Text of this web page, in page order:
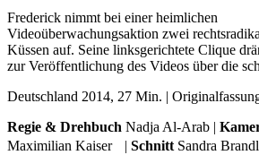
Frederick nimmt bei einer heimlichen
Videoüberwachungsaktion zwei
Küssen auf. Seine linksgerichtete Clique
zur Veröffentlichung des Videos über die
Deutschland 2014, 27 Min. |
Regie & Drehbuch Nadja Al-Arab |
Maximilian Kaiser | SchnittSandra